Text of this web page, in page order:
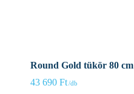
Round Gold tükör 80 cm
43 690 Ft